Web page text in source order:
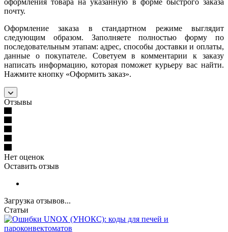
почту.
Оформление заказа в стандартном режиме выглядит
следующим образом. Заполняете полностью форму по
последовательным этапам: адрес, способы доставки и оплаты,
данные о покупателе. Советуем в комментарии к заказу
написать информацию, которая поможет курьеру вас найти.
Нажмите кнопку «Оформить заказ».
Отзывы
Нет оценок
Оставить отзыв
Загрузка отзывов...
Статьи